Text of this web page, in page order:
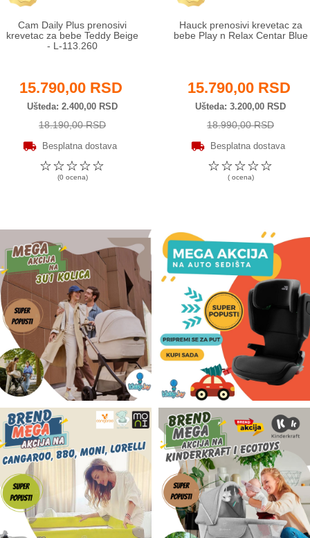
Cam Daily Plus prenosivi
krevetac za bebe Teddy Beige
- L-113.260
15.790,00 RSD
Ušteda 2.400,00 RSD
18.190,00 RSD
Besplatna dostava
☆
☆
☆
☆
☆
(0 ocena)
Hauck prenosivi krevetac za
bebe Play n Relax Centar Blue
15.790,00 RSD
Ušteda 3.200,00 RSD
18.990,00 RSD
Besplatna dostava
☆
☆
☆
☆
☆
( ocena)